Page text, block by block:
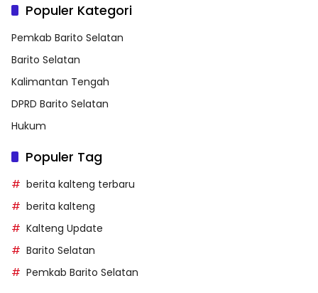
Populer Kategori
Pemkab Barito Selatan
Barito Selatan
Kalimantan Tengah
DPRD Barito Selatan
Hukum
Populer Tag
berita kalteng terbaru
berita kalteng
Kalteng Update
Barito Selatan
Pemkab Barito Selatan